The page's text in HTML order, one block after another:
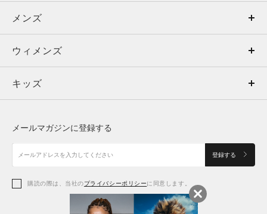
メンズ
ウィメンズ
キッズ
アクセサリー
メンズ
トップス
ボトムス
アクセサリー
ウィメンズ
トップス
シューズ
アクセサリー
キッズ
シューズ
メールマガジンに登録する
登録する
購読の際は、当社のプライバシーポリシーに同意します。